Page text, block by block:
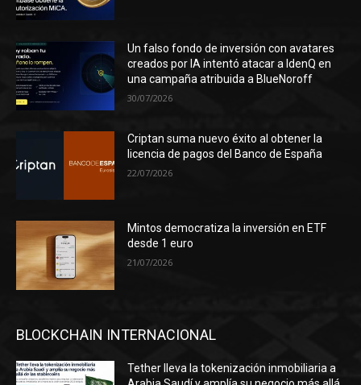
Un falso fondo de inversión con avatares
creados por IA intentó atacar a IdenQ en
una campaña atribuida a BlueNoroff
30/07/2026
Criptan suma nuevo éxito al obtener la
licencia de pagos del Banco de España
22/07/2026
Mintos democratiza la inversión en ETF
desde 1 euro
21/07/2026
BLOCKCHAIN INTERNACIONAL
Tether lleva la tokenización inmobiliaria a